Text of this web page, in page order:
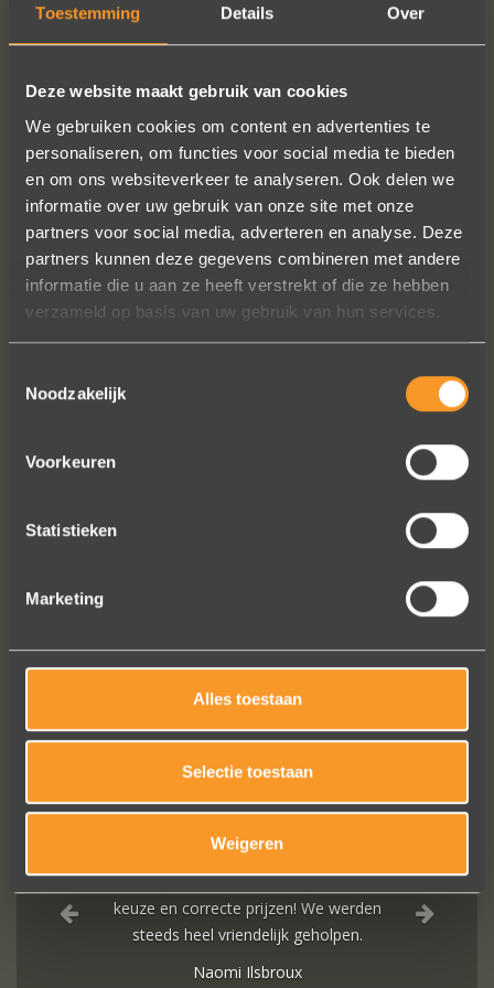
Toestemming Details Over
Deze website maakt gebruik van cookies
We gebruiken cookies om content en advertenties te
personaliseren, om functies voor social media te bieden
en om ons websiteverkeer te analyseren. Ook delen we
informatie over uw gebruik van onze site met onze
partners voor social media, adverteren en analyse. Deze
partners kunnen deze gegevens combineren met andere
informatie die u aan ze heeft verstrekt of die ze hebben
verzameld op basis van uw gebruik van hun services.
Noodzakelijk
Voorkeuren
Statistieken
Marketing
Alles toestaan
Selectie toestaan
Weigeren
Een zwak voor trouwringen heb ik altijd gehad. Ik merkte al snel
dat mijn typische stijl in de smaak valt bij koppels die in het
in goud en zilverzijn een symbool van eeuwige liefde en
verbintenis - eenvoudig en toch net even anders. Hoewel
tijdloos, herkent u ze uit duizenden.
Verschillende tinten 18kt en 14kt goud laten de typische
vormentaal van mijn ontwerpen mooi tot hun recht komen. Ik
gebruik enkel het fijnste en nieuwste goud voor mijn
trouwringen. Enkel zo kan ik kwaliteit garanderen.
Om voor u een paar unieke trouwringen op maat te
vervaardigen, heb ik graag 6 tot 8 weken levertermijn
Antwerpen om de volledige collectie te ontdekken. En neem ook
even een kijkje naar de
voor het aanzoek.
Heel blij met onze trouwringen! Ruime
keuze en correcte prijzen! We werden
steeds heel vriendelijk geholpen.
Naomi Ilsbroux